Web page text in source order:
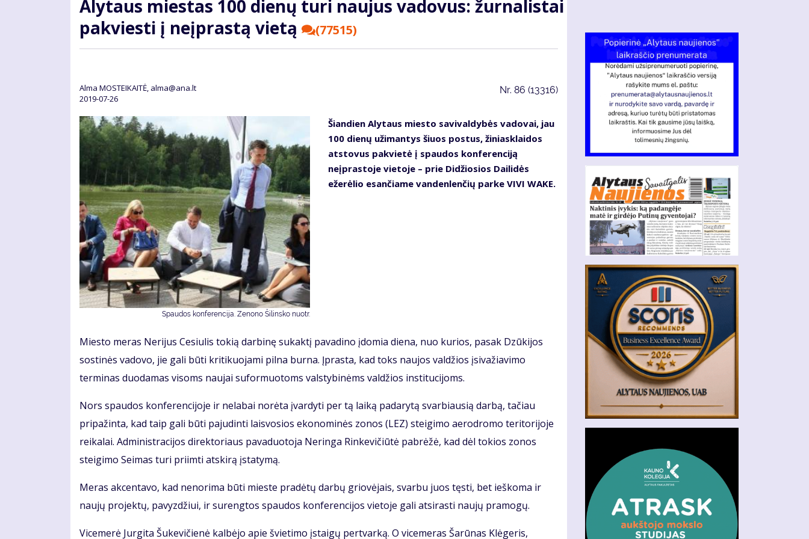
Alytaus miestas 100 dienų turi naujus vadovus: žurnalistai
pakviesti į neįprastą vietą
(77515)
Alma MOSTEIKAITĖ, alma@ana.lt
2019-07-26
Nr. 86 (13316)
Spaudos konferencija. Zenono Šilinsko nuotr.
Šiandien Alytaus miesto savivaldybės vadovai, jau
100 dienų užimantys šiuos postus, žiniasklaidos
atstovus pakvietė į spaudos konferenciją
neįprastoje vietoje – prie Didžiosios Dailidės
ežerėlio esančiame vandenlenčių parke VIVI WAKE.
Miesto meras Nerijus Cesiulis tokią darbinę sukaktį pavadino įdomia diena, nuo kurios, pasak Dzūkijos
sostinės vadovo, jie gali būti kritikuojami pilna burna. Įprasta, kad toks naujos valdžios įsivažiavimo
terminas duodamas visoms naujai suformuotoms valstybinėms valdžios institucijoms.
Nors spaudos konferencijoje ir nelabai norėta įvardyti per tą laiką padarytą svarbiausią darbą, tačiau
pripažinta, kad taip gali būti pajudinti laisvosios ekonominės zonos (LEZ) steigimo aerodromo teritorijoje
reikalai. Administracijos direktoriaus pavaduotoja Neringa Rinkevičiūtė pabrėžė, kad dėl tokios zonos
steigimo Seimas turi priimti atskirą įstatymą.
Meras akcentavo, kad nenorima būti mieste pradėtų darbų griovėjais, svarbu juos tęsti, bet ieškoma ir
naujų projektų, pavyzdžiui, ir surengtos spaudos konferencijos vietoje gali atsirasti naujų pramogų.
Vicemerė Jurgita Šukevičienė kalbėjo apie švietimo įstaigų pertvarką. O vicemeras Šarūnas Klėgeris,